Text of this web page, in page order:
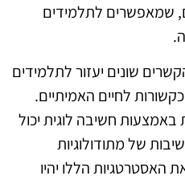
שמאפשרים לתלמידים
שונים יעזור לתלמידים
לחיים האמיתיים.
באמצעות חשיבה לוגית יכול
של מתודולוגיות
האסטרטגיות הללו יהיו